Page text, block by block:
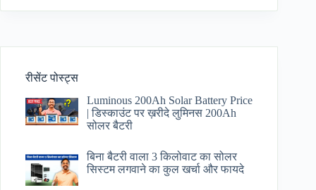
रीसेंट पोस्ट्स
Luminous 200Ah Solar Battery Price​
| डिस्काउंट पर ख़रीदे लुमिनस 200Ah
सोलर बैटरी
बिना बैटरी वाला 3 किलोवाट का सोलर
सिस्टम लगवाने का कुल खर्चा और फायदे